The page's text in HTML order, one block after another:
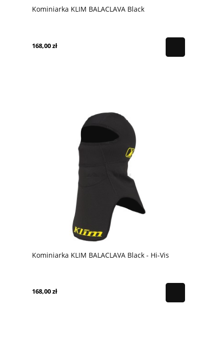
Kominiarka KLIM BALACLAVA Black
168,00 zł
Kominiarka KLIM BALACLAVA Black - Hi-Vis
168,00 zł